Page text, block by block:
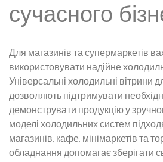
сучасного
Для магазинів та супермаркетів
використовувати надійне
Універсальні холодильні вітрини
дозволяють підтримувати
демонструвати продукцію у
моделі холодильних систем
магазинів, кафе, мінімаркетів та
обладнання допомагає зберігати